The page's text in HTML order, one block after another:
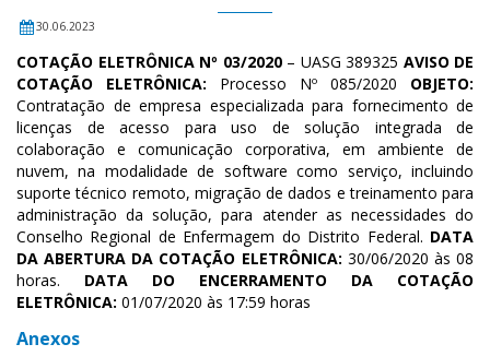
30.06.2023
COTAÇÃO ELETRÔNICA Nº 03/2020– UASG 389325 AVISO DE
COTAÇÃO ELETRÔNICA: Processo Nº 085/2020 OBJETO:
Contratação de empresa especializada para fornecimento de
licenças de acesso para uso de solução integrada de
colaboração e comunicação corporativa, em ambiente de
nuvem, na modalidade de software como serviço, incluindo
suporte técnico remoto, migração de dados e treinamento para
administração da solução, para atender as necessidades do
Conselho Regional de Enfermagem do Distrito Federal. DATA
DA ABERTURA DA COTAÇÃO ELETRÔNICA: 30/06/2020 às 08
horas. DATA DO ENCERRAMENTO DA COTAÇÃO
ELETRÔNICA: 01/07/2020 às 17:59 horas
Anexos